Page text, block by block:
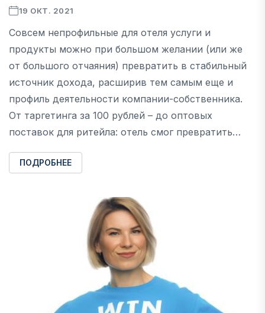
19 ОКТ. 2021
Совсем непрофильные для отеля услуги и
продукты можно при большом желании (или же
от большого отчаяния) превратить в стабильный
источник дохода, расширив тем самым еще и
профиль деятельности компании-собственника.
От таргетинга за 100 рублей – до оптовых
поставок для ритейла: отель смог превратить…
ПОДРОБНЕЕ